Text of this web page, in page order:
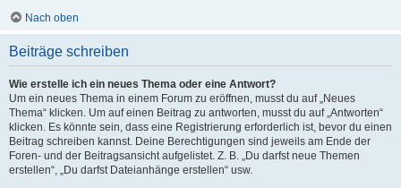
Nach oben
Beiträge schreiben
Wie erstelle ich ein neues Thema oder eine Antwort?
Um ein neues Thema in einem Forum zu eröffnen, musst du auf „Neues
Thema“ klicken. Um auf einen Beitrag zu antworten, musst du auf „Antworten“
klicken. Es könnte sein, dass eine Registrierung erforderlich ist, bevor du einen
Beitrag schreiben kannst. Deine Berechtigungen sind jeweils am Ende der
Foren- und der Beitragsansicht aufgelistet. Z. B. „Du darfst neue Themen
erstellen“, „Du darfst Dateianhänge erstellen“ usw.